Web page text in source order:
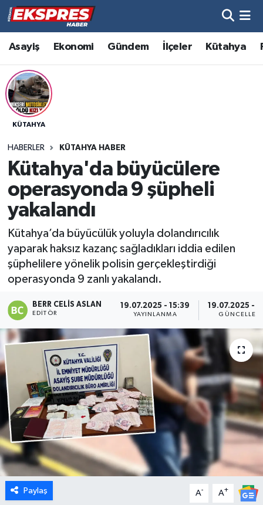
Asayiş Ekonomi Gündem İlçeler Kütahya
KÜTAHYA
HABERLER KÜTAHYA HABER
Kütahya'da büyücülere
operasyonda 9 şüpheli
yakalandı
Kütahya’da büyücülük yoluyla dolandırıcılık
yaparak haksız kazanç sağladıkları iddia edilen
şüphelilere yönelik polisin gerçekleştirdiği
operasyonda 9 zanlı yakalandı.
BERR CELIS ASLAN
EDITÖR
19.07.2025 - 15:39
YAYINLANMA
19.07.2025 -
Paylaş A- A+
Altıntaş
Asayiş
Aslanapa
Bölge
Çavdarhisar
Dumlupınar
Dünya
Eğitim
Ekonomi
Emet
Foto Galeri
Gediz
Genel
Gündem
Hava Durumu
Trafik Durumu
Süper Lig Puan Durumu ve Fikstür
Son Dakika Haberleri
Haber Arşivi